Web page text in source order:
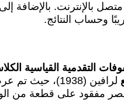
بالإنترنت. بالإضافة
وحساب النتائج.
التقدمية القياسية
لرافين (1938)،
مفقود على قطعة من